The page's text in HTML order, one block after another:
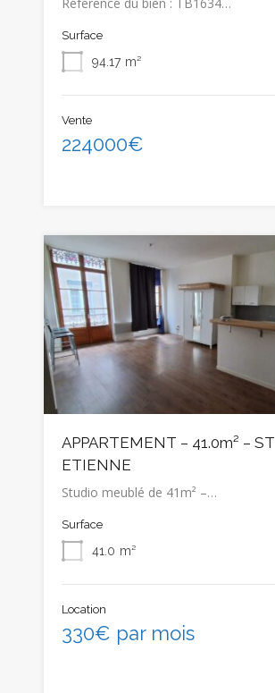
Surface
94.17 m²
Vente
224000€
APPARTEMENT – 41.0m² – ST
ETIENNE
Studio meublé de 41m² –…
Surface
41.0 m²
Location
330€ par mois